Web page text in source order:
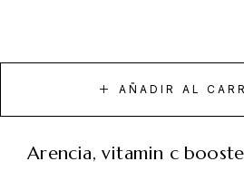
AÑADIR AL
arencia, vitamin c